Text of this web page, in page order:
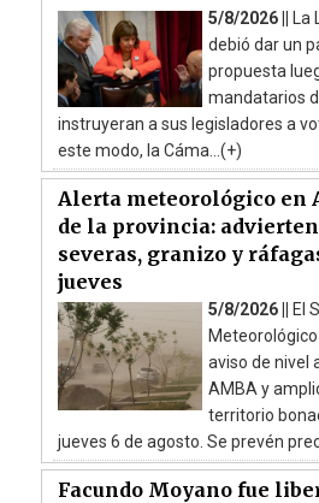
5/8/2026 || La
debió dar un
propuesta
mandatarios
instruyeran a sus legisladores a
este modo, la Cáma...(+)
Alerta meteorológico en
de la provincia:
severas, granizo y
jueves
5/8/2026 || El
aviso de nivel
AMBA y
territorio
jueves 6 de agosto. Se prevén
Facundo Moyano fue